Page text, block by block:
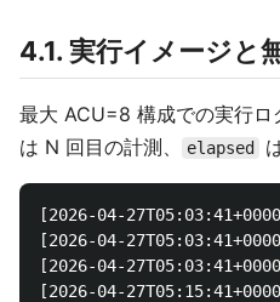
4.1. 実行イメージと
最大 ACU=8 構成での実行ロ
は N 回目の計測、 elapsed
[2026-04-
[2026-04-
[2026-04-
[2026-04-